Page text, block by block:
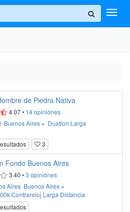
+
de Piedra Nativa
4.07• 14opiniónes
Buenos Aires » Duatlon Larga
3
Fondo Buenos Aires
3.40 •3 opiniónes
Aires Buenos Aires »
Contrareloj Larga Distancia